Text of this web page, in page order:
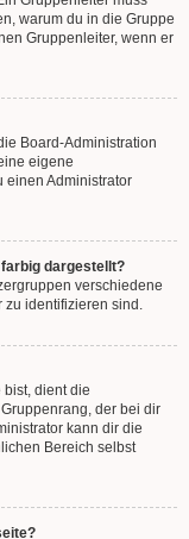
warum du in die Gruppe
Gruppenleiter, wenn er
Board-Administration
eigene
einen Administrator
dargestellt?
verschiedene
zu identifizieren sind.
dient die
der bei dir
kann dir die
Bereich selbst